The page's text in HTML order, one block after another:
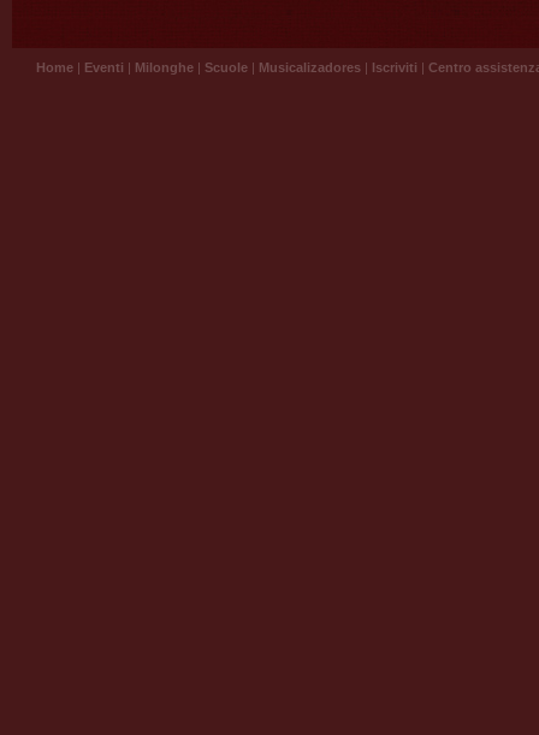
Home | Eventi | Milonghe | Scuole | Musicalizadores | Iscriviti | Centro